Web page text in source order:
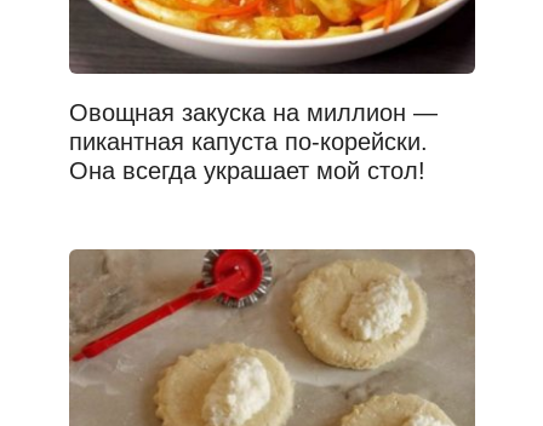
Овощная закуска на миллион —
пикантная капуста по-корейски.
Она всегда украшает мой стол!